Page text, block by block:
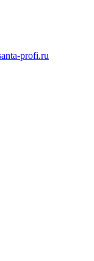
profi.ru